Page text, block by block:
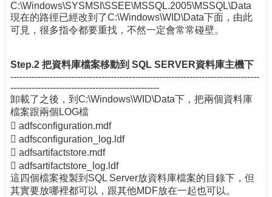
C:\Windows\SYSMSI\SSEE\MSSQL.2005\MSSQL\Data
現在的路徑已經改到了C:\Windows\WID\Data下面，由此
可見，很多指令都要重找，不然一定會常常碰壁。
Step.2 把資料庫檔案移動到 SQL SERVER資料庫主機下
----------------------------------------------------------------------------------
-------------------------------------------------
卸載了之後，到C:\Windows\WID\Data下，把兩個資料庫
檔案跟兩個LOG檔
 adfsconfiguration.mdf
 adfsconfiguration_log.ldf
 adfsartifactstore.mdf
 adfsartifactstore_log.ldf
這四個檔案複製到SQL Server放資料庫檔案的目錄下，但
其實要放哪裡都可以，跟其他MDF放在一起也可以。